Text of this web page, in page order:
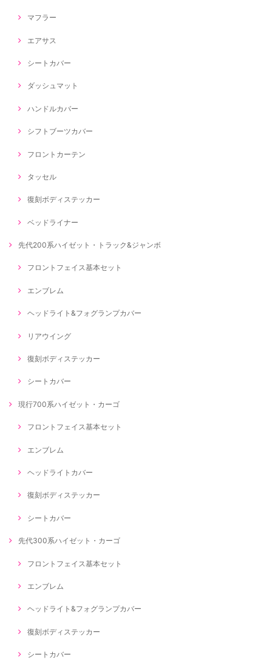
マフラー
エアサス
シートカバー
ダッシュマット
ハンドルカバー
シフトブーツカバー
フロントカーテン
タッセル
復刻ボディステッカー
ベッドライナー
先代200系ハイゼット・トラック&ジャンボ
フロントフェイス基本セット
エンブレム
ヘッドライト&フォグランプカバー
リアウイング
復刻ボディステッカー
シートカバー
現行700系ハイゼット・カーゴ
フロントフェイス基本セット
エンブレム
ヘッドライトカバー
復刻ボディステッカー
シートカバー
先代300系ハイゼット・カーゴ
フロントフェイス基本セット
エンブレム
ヘッドライト&フォグランプカバー
復刻ボディステッカー
シートカバー